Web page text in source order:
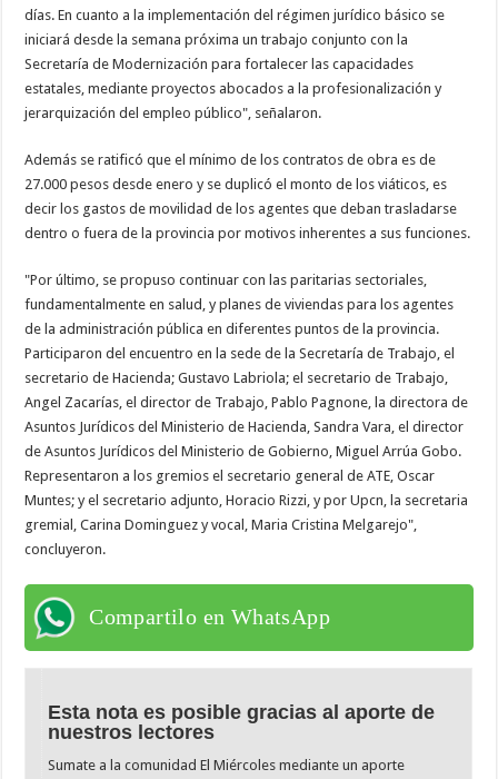
días. En cuanto a la implementación del régimen jurídico básico se
iniciará desde la semana próxima un trabajo conjunto con la
Secretaría de Modernización para fortalecer las capacidades
estatales, mediante proyectos abocados a la profesionalización y
jerarquización del empleo público", señalaron.
Además se ratificó que el mínimo de los contratos de obra es de
27.000 pesos desde enero y se duplicó el monto de los viáticos, es
decir los gastos de movilidad de los agentes que deban trasladarse
dentro o fuera de la provincia por motivos inherentes a sus funciones.
"Por último, se propuso continuar con las paritarias sectoriales,
fundamentalmente en salud, y planes de viviendas para los agentes
de la administración pública en diferentes puntos de la provincia.
Participaron del encuentro en la sede de la Secretaría de Trabajo, el
secretario de Hacienda; Gustavo Labriola; el secretario de Trabajo,
Angel Zacarías, el director de Trabajo, Pablo Pagnone, la directora de
Asuntos Jurídicos del Ministerio de Hacienda, Sandra Vara, el director
de Asuntos Jurídicos del Ministerio de Gobierno, Miguel Arrúa Gobo.
Representaron a los gremios el secretario general de ATE, Oscar
Muntes; y el secretario adjunto, Horacio Rizzi, y por Upcn, la secretaria
gremial, Carina Dominguez y vocal, Maria Cristina Melgarejo",
concluyeron.
Compartilo en WhatsApp
Esta nota es posible gracias al aporte de
nuestros lectores
Sumate a la comunidad El Miércoles mediante un aporte